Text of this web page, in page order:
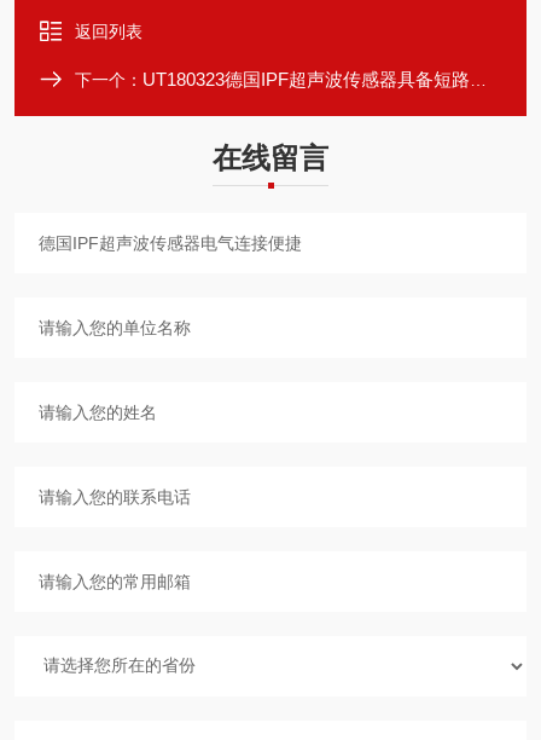
返回列表
下一个： UT180323德国IPF超声波传感器具备短路保护
在线留言